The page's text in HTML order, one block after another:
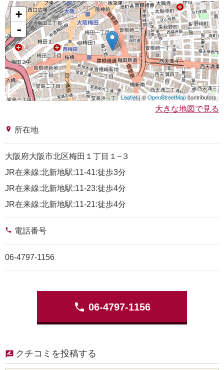
+
-
Leaflet| ©OpenStreetMapcontributors
大きな地図で見る
place 所在地
大阪府大阪市北区梅田１丁目１−３
JR在来線:北新地駅:11-41:徒歩3分
JR在来線:北新地駅:11-23:徒歩4分
JR在来線:北新地駅:11-21:徒歩4分
phone 電話番号
06-4797-1156
phone 06-4797-1156
クチコミを投稿する